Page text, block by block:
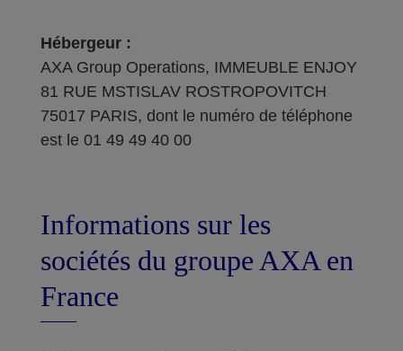
Hébergeur :
AXA Group Operations, IMMEUBLE ENJOY
81 RUE MSTISLAV ROSTROPOVITCH
75017 PARIS, dont le numéro de téléphone
est le 01 49 49 40 00
Informations sur les
sociétés du groupe AXA en
France